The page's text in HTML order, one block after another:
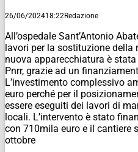
26/06/202418:22Redazione
All’ospedale Sant’Antonio
lavori per la sostituzione della
nuova apparecchiatura è
Pnrr, grazie ad un
L’investimento complessivo
euro perché per il
essere eseguiti dei lavori di
locali. L’intervento è stato
con 710mila euro e il cantiere
ottobre